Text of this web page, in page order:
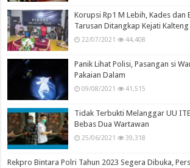
Korupsi Rp1 M Lebih, Kades dan
Tarusan Ditangkap Kejati Kalteng
22/07/2021 44,408
Panik Lihat Polisi, Pasangan si
Pakaian Dalam
09/08/2021 41,515
Tidak Terbukti Melanggar UU
Bebas Dua Wartawan
25/06/2021 39,318
Rekpro Bintara Polri Tahun 2023 Segera Dibuka,